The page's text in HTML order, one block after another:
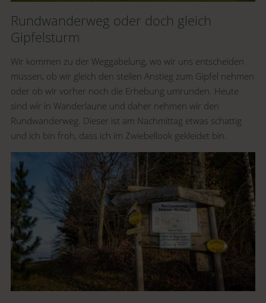
Rundwanderweg oder doch gleich
Gipfelsturm
Wir kommen zu der Weggabelung, wo wir uns entscheiden
müssen, ob wir gleich den steilen Anstieg zum Gipfel nehmen
oder ob wir vorher noch die Erhebung umrunden. Heute
sind wir in Wanderlaune und daher nehmen wir den
Rundwanderweg. Dieser ist am Nachmittag etwas schattig
und ich bin froh, dass ich im Zwiebellook gekleidet bin.